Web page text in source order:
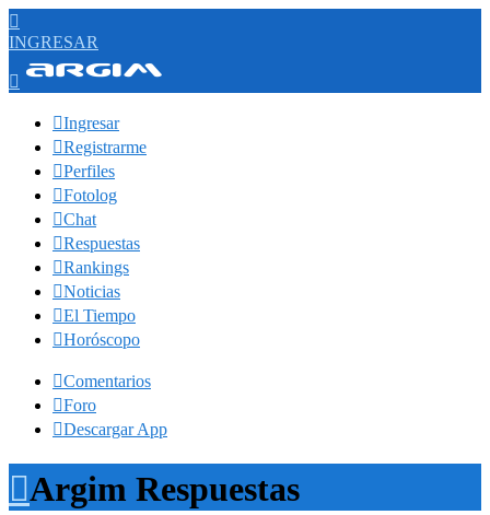

INGRESAR

Ingresar
Registrarme
Perfiles
Fotolog
Chat
Respuestas
Rankings
Noticias
El Tiempo
Horóscopo
Comentarios
Foro
Descargar App
Argim Respuestas